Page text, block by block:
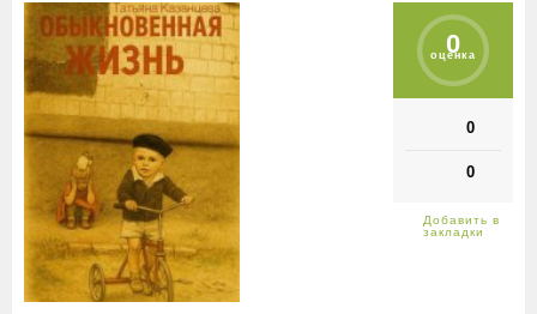
0
оценка
0
0